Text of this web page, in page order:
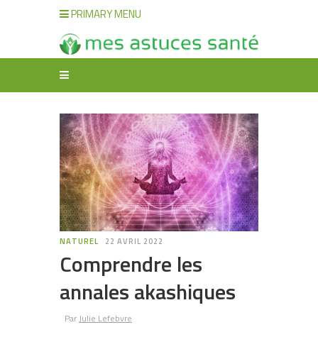
PRIMARY MENU
NATUREL 22 AVRIL 2022
Comprendre les
annales akashiques
Par Julie Lefebvre